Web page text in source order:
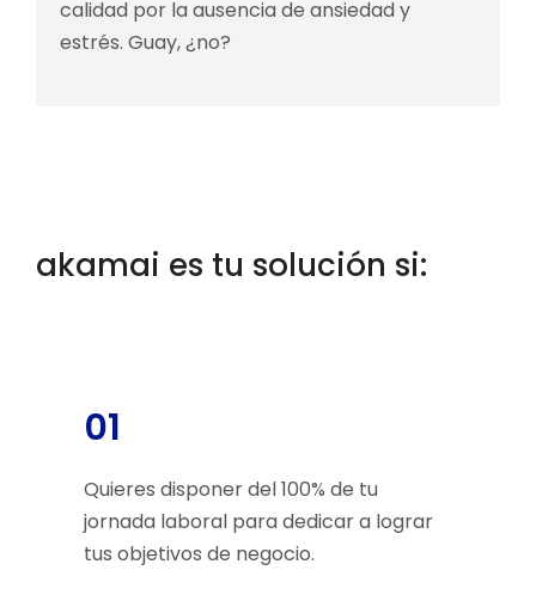
calidad por la ausencia de ansiedad y
estrés. Guay, ¿no?
akamai es tu solución si:
01
Quieres disponer del 100% de tu
jornada laboral para dedicar a lograr
tus objetivos de negocio.